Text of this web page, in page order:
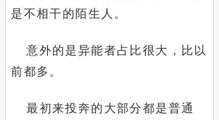
是不相干的陌生人。
意外的是异能者占比很大，比以
前都多。
最初来投奔的大部分都是普通